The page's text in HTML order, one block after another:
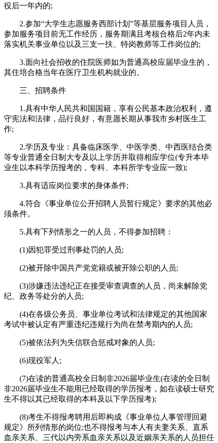
役后一年内的;
2.参加“大学生志愿服务西部计划”等基层服务项目人员，
参加服务项目前无工作经历，服务期满且考核合格后2年内未
落实机关事业单位以及三支一扶、特岗教师等工作岗位的;
3.面向社会招收的住院医师如为普通高校应届毕业生的，
其住培合格当年在医疗卫生机构就业的。
三、招聘条件
1.具有中华人民共和国国籍，享有公民基本政治权利，遵
守宪法和法律，品行良好，有意愿长期从事我市乡村医生工
作;
2.学历及专业：具备临床医学、中医学类、中西医结合类
等专业普通全日制大专及以上学历并取得相应学位(专升本毕
业生以本科学历报考的，专科、本科所学专业应一致);
3.具有适应岗位要求的身体条件;
4.符合《事业单位公开招聘人员暂行规定》要求的其他必
须条件。
5.具有下列情形之一的人员，不得参加招聘：
(1)因犯罪受过刑事处罚的人员;
(2)被开除中国共产党党籍或被开除公职的人员;
(3)涉嫌违法违纪正在接受审查调查的人员，尚未解除党
纪、政务等处分的人员;
(4)在各级公务员、事业单位考试和法律规定的其他国家
考试中被认定有严重违纪违规行为尚在禁考期内的人员;
(5)被依法列为失信联合惩戒对象的人员;
(6)现役军人;
(7)在读的普通高校全日制非2026届毕业生(在读的全日制
非2026届毕业生不能用已经取得的学历报考，如在读硕士研究
生不得以其已经取得的本科及以下学历报考);
(8)考生不得报考聘用后即构成《事业单位人事管理回避
规定》所列情形的岗位;也不得报考与本人有夫妻关系、直系
血亲关系、三代以内旁系血亲关系以及近姻亲关系的人员担任